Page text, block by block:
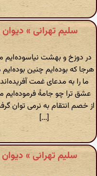
سلیم تهرانی » دیوان
در دوزخ و بهشت نیاسوده‌ایم
هرجا که بوده‌ایم چنین بوده‌ایم
ما را به مدعای غمت آفریده‌اند
عشق ترا چو جامهٔ فرموده‌ایم
از خصم انتقام به نرمی توان
[...]
سلیم تهرانی » دیوان